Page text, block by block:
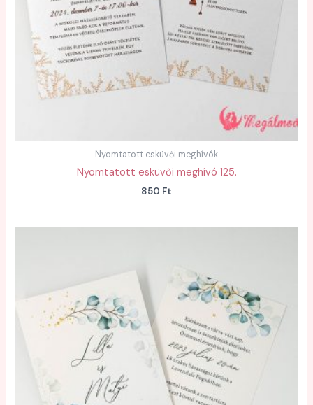
Nyomtatott esküvői meghívók
Nyomtatott esküvői meghívó 125.
850 Ft